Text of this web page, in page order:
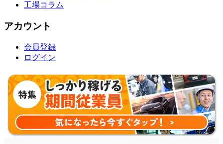
工場コラム
アカウント
会員登録
ログイン